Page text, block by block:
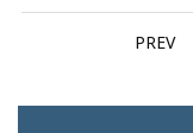
PREV